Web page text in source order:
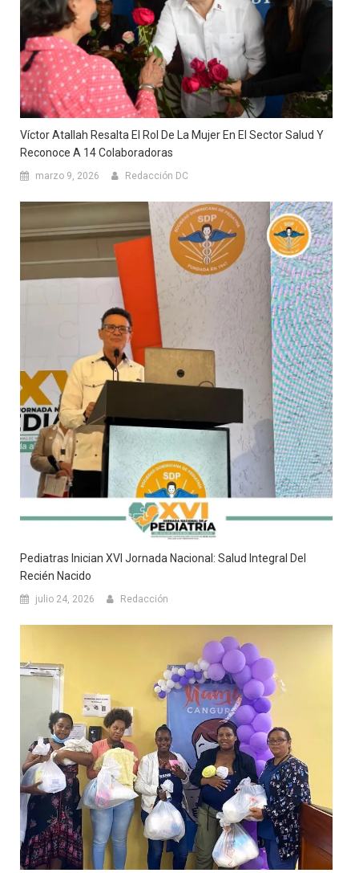
Víctor Atallah Resalta El Rol De La Mujer En El Sector Salud Y
Reconoce A 14 Colaboradoras
marzo 9, 2026 Redacción DC
Pediatras Inician XVI Jornada Nacional: Salud Integral Del
Recién Nacido
julio 24, 2026 Redacción